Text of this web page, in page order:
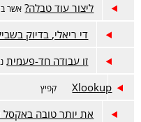
ליצור עוד טבלה? אשר
די ריאלי, בדיוק
זו עבודה חד-פעמית
Xlookup קפיץ
את יותר טובה באקסל